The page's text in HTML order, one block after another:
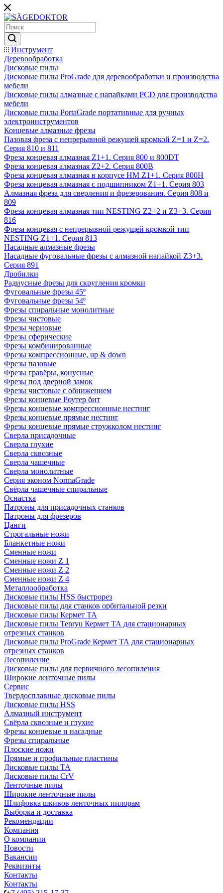
Инструмент
Деревообработка
Дисковые пилы
Дисковые пилы ProGrade для деревообработки и производства
мебели
Дисковые пилы алмазные с напайками PCD для производства
мебели
Дисковые пилы PortaGrade портативные для ручных
электроинструментов
Концевые алмазные фрезы
Пазовая фреза с непрерывной режущей кромкой Z=1 и Z=2.
Серия 810 и 811
Фреза концевая алмазная Z1+1. Серия 800 и 800DT
Фреза концевая алмазная Z2+2. Серия 800B
Фреза концевая алмазная в корпусе НМ Z1+1. Серия 800H
Фреза концевая алмазная с подшипником Z1+1. Серия 803
Алмазная фреза для сверления и фрезерования. Серия 808 и
809
Фреза концевая алмазная тип NESTING Z2+2 и Z3+3. Серия
816
Фреза концевая с непрерывной режущей кромкой тип
NESTING Z1+1. Серия 813
Насадные алмазные фрезы
Насадные фуговальные фрезы с алмазной напайкой Z3+3.
Серия 891
Дробилки
Радиусные фрезы для скругления кромки
Фуговальные фрезы 45º
Фуговальные фрезы 54º
Фрезы спиральные монолитные
Фрезы чистовые
Фрезы черновые
Фрезы сферические
Фрезы комбинированные
Фрезы компрессионные, up & down
Фрезы пазовые
Фрезы гравёры, конусные
Фрезы под дверной замок
Фрезы чистовые с обнижением
Фрезы концевые Роутер бит
Фрезы концевые компрессионные нестинг
Фрезы концевые прямые нестинг
Фрезы концевые прямые стружколом нестинг
Сверла присадочные
Сверла глухие
Сверла сквозные
Сверла чашечные
Сверла монолитные
Серия эконом NormaGrade
Свёрла чашечные спиральные
Оснастка
Патроны для присадочных станков
Патроны для фрезеров
Цанги
Строгальные ножи
Бланкетные ножи
Сменные ножи
Сменные ножи Z 1
Сменные ножи Z 2
Сменные ножи Z 4
Металлообработка
Дисковые пилы HSS быстрорез
Дисковые пилы для станков орбитальной резки
Дисковые пилы Кермет ТА
Дисковые пилы Tenryu Кермет ТА для стационарных
отрезных станков
Дисковые пилы ProGrade Кермет ТА для стационарных
отрезных станков
Лесопиление
Дисковые пилы для первичного лесопиления
Широкие ленточные пилы
Сервис
Твердосплавные дисковые пилы
Дисковые пилы HSS
Алмазный инструмент
Свёрла сквозные и глухие
Фрезы концевые и насадные
Фрезы спиральные
Плоские ножи
Прямые и профильные пластины
Дисковые пилы TA
Дисковые пилы CrV
Ленточные пилы
Широкие ленточные пилы
Шлифовка шкивов ленточных пилорам
Выборка и доставка
Рекомендации
Компания
О компании
Новости
Вакансии
Реквизиты
Контакты
Контакты